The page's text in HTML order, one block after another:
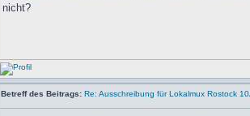
nicht?
Betreff des Beitrags: Re: Ausschreibung für Lokalmux Rostock